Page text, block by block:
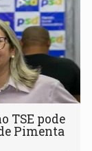
TSE pode
Pimenta